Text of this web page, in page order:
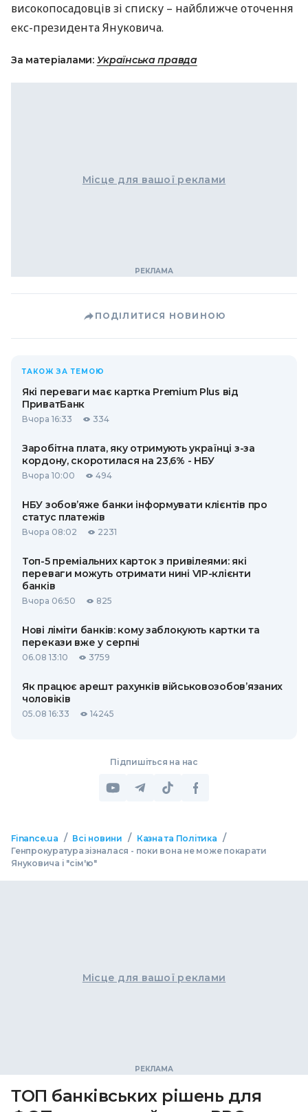
високопосадовців зі списку – найближче оточення
екс-президента Януковича.
За матеріалами: Українська правда
Місце для вашої реклами
ПОДІЛИТИСЯ НОВИНОЮ
ТАКОЖ ЗА ТЕМОЮ
Які переваги має картка Premium Plus від
ПриватБанк
Вчора 16:33 334
Заробітна плата, яку отримують українці з-за
кордону, скоротилася на 23,6% - НБУ
Вчора 10:00 494
НБУ зобов’яже банки інформувати клієнтів про
статус платежів
Вчора 08:02 2231
Топ-5 преміальних карток з привілеями: які
переваги можуть отримати нині VIP-клієнти
банків
Вчора 06:50 825
Нові ліміти банків: кому заблокують картки та
перекази вже у серпні
06.08 13:10 3759
Як працює арешт рахунків військовозобов’язаних
чоловіків
05.08 16:33 14245
Підпишіться на нас
Finance.ua / Всі новини / Казна та Політика /
Генпрокуратура зізналася - поки вона не може покарати
Януковича і "сім'ю"
Місце для вашої реклами
ТОП банківських рішень для